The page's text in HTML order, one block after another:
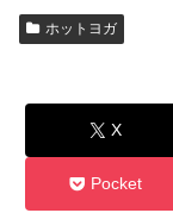
ホットヨガ
X
Pocket